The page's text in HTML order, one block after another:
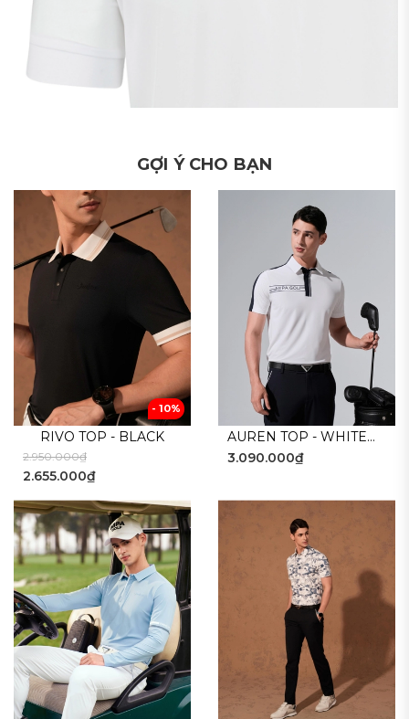
GỢI Ý CHO BẠN
- 10%
RIVO TOP - BLACK
2.950.000₫
2.655.000₫
AUREN TOP - WHITE
BLACK
3.090.000₫